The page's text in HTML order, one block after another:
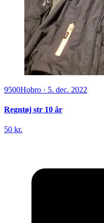
9500Hobro · 5. dec. 2022
Regntøj str 10 år
50 kr.